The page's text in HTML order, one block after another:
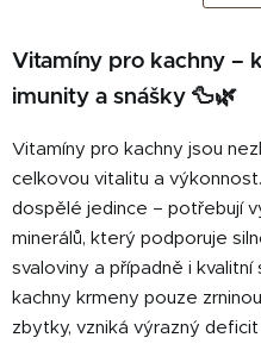
Vitamíny pro kachny –
imunity a snášky 🦆🌿
Vitamíny pro kachny jsou
celkovou vitalitu a
dospělé jedince – potřebují
minerálů, který podporuje
svaloviny a případně i kvalitní
kachny krmeny pouze
zbytky, vzniká výrazný